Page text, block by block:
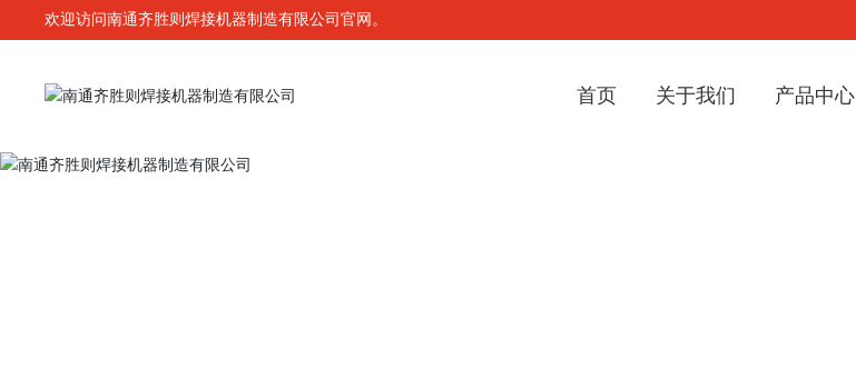
欢迎访问南通齐胜则焊接机器制造有限公司官网。
首页 关于我们 产品中心